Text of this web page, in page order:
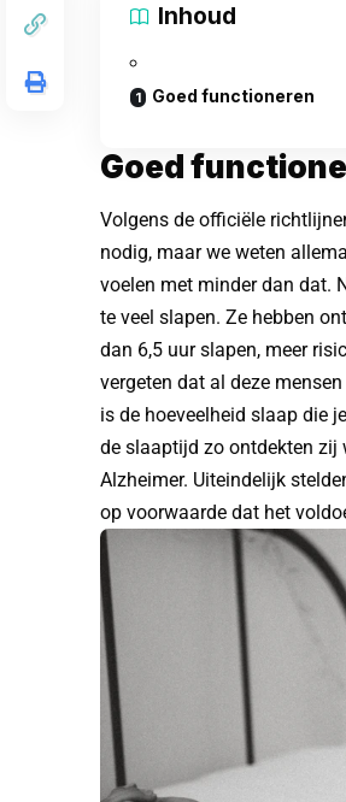
Inhoud
Goed functioneren
Goed
Volgens de officiële
nodig, maar we weten
voelen met minder dan dat.
te veel slapen. Ze hebben
dan 6,5 uur slapen, meer
vergeten dat al deze
is de hoeveelheid slaap die
de slaaptijd zo ontdekten zij
Alzheimer. Uiteindelijk
op voorwaarde dat het